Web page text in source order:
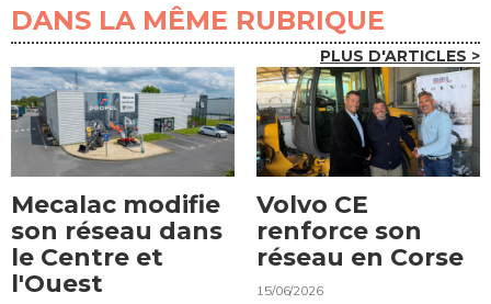
DANS LA MÊME RUBRIQUE
PLUS D'ARTICLES >
Mecalac modifie
son réseau dans
le Centre et
l'Ouest
Volvo CE
renforce son
réseau en Corse
15/06/2026